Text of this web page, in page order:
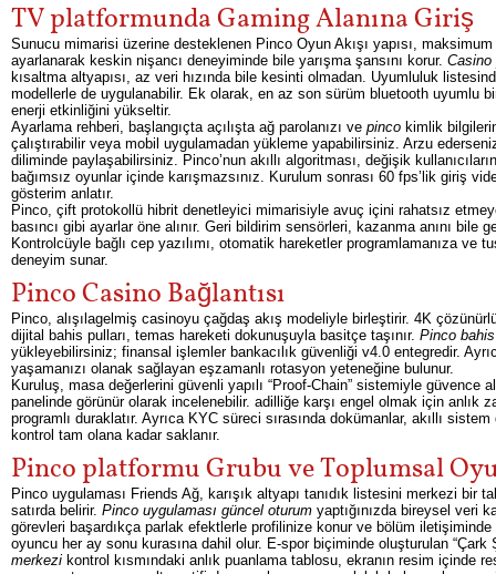
TV platformunda Gaming Alanına Giriş
Sunucu mimarisi üzerine desteklenen Pinco Oyun Akışı yapısı,
ayarlanarak keskin nişancı deneyiminde bile yarışma şansını korur. Casino
kısaltma altyapısı, az veri hızında bile kesinti olmadan. Uyumluluk
modellerle de uygulanabilir. Ek olarak, en az son sürüm bluetooth uyumlu
enerji etkinliğini yükseltir.
Ayarlama rehberi, başlangıçta açılışta ağ parolanızı ve pinco kimlik
çalıştırabilir veya mobil uygulamadan yükleme yapabilirsiniz. Arzu
diliminde paylaşabilirsiniz. Pinco’nun akıllı algoritması, değişik
bağımsız oyunlar içinde karışmazsınız. Kurulum sonrası 60 fps’lik giriş
gösterim anlatır.
Pinco, çift protokollü hibrit denetleyici mimarisiyle avuç içini rahatsız
basıncı gibi ayarlar öne alınır. Geri bildirim sensörleri, kazanma anını bile
Kontrolcüyle bağlı cep yazılımı, otomatik hareketler programlamanıza
deneyim sunar.
Pinco Casino Bağlantısı
Pinco, alışılagelmiş casinoyu çağdaş akış modeliyle birleştirir. 4K
dijital bahis pulları, temas hareketi dokunuşuyla basitçe taşınır. Pinco
yükleyebilirsiniz; finansal işlemler bankacılık güvenliği v4.0 entegredir.
yaşamanızı olanak sağlayan eşzamanlı rotasyon yeteneğine bulunur.
Kuruluş, masa değerlerini güvenli yapılı “Proof-Chain” sistemiyle güvence
panelinde görünür olarak incelenebilir. adilliğe karşı engel olmak için anlık
programlı duraklatır. Ayrıca KYC süreci sırasında dokümanlar, akıllı
kontrol tam olana kadar saklanır.
Pinco platformu Grubu ve Toplumsal
Pinco uygulaması Friends Ağ, karışık altyapı tanıdık listesini merkezi
satırda belirir. Pinco uygulaması güncel oturum yaptığınızda bireysel veri
görevleri başardıkça parlak efektlerle profilinize konur ve bölüm
oyuncu her ay sonu kurasına dahil olur. E-spor biçiminde oluşturulan
merkezi kontrol kısmındaki anlık puanlama tablosu, ekranın resim içinde